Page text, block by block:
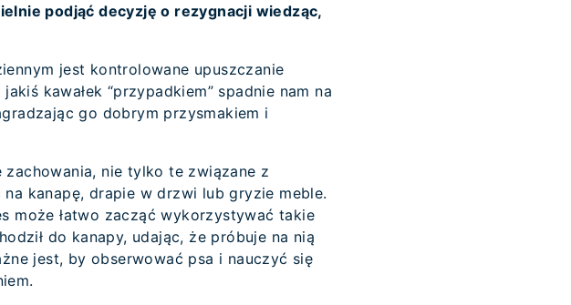
podjąć decyzję o rezygnacji wiedząc,
jest kontrolowane upuszczanie
kawałek “przypadkiem” spadnie nam na
go dobrym przysmakiem i
zachowania, nie tylko te związane z
kanapę, drapie w drzwi lub gryzie meble.
może łatwo zacząć wykorzystywać takie
do kanapy, udając, że próbuje na nią
jest, by obserwować psa i nauczyć się